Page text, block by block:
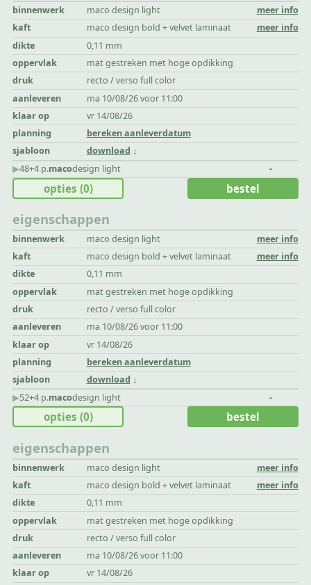
binnenwerk maco design light
meer info
kaft
maco design bold + velvet laminaat
meer info
dikte
0,11 mm
oppervlak
mat gestreken met hoge opdikking
druk
recto / verso full color
aanleveren
ma 10/08/26 voor 11:00
klaar op
vr 14/08/26
planning
bereken aanleverdatum
sjabloon
download
▶︎48+4 p.macodesign light -
eigenschappen
binnenwerk maco design light
meer info
kaft
maco design bold + velvet laminaat
meer info
dikte
0,11 mm
oppervlak
mat gestreken met hoge opdikking
druk
recto / verso full color
aanleveren
ma 10/08/26 voor 11:00
klaar op
vr 14/08/26
planning
bereken aanleverdatum
sjabloon
download
opties (0) bestel
▶︎52+4 p.macodesign light -
eigenschappen
binnenwerk maco design light
meer info
kaft
maco design bold + velvet laminaat
meer info
dikte
0,11 mm
oppervlak
mat gestreken met hoge opdikking
druk
recto / verso full color
aanleveren
ma 10/08/26 voor 11:00
klaar op
vr 14/08/26
opties (0) bestel